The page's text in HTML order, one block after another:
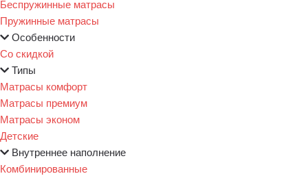
Беспружинные матрасы
Пружинные матрасы
Особенности
Со скидкой
Типы
Матрасы комфорт
Матрасы премиум
Матрасы эконом
Детские
Внутреннее наполнение
Комбинированные